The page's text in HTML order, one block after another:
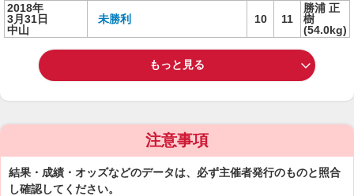
2018年
3月31日
中山
未勝利 10 11
勝浦 正
樹
(54.0kg)
もっと見る
注意事項
結果・成績・オッズなどのデータは、必ず主催者発行のものと照合
し確認してください。